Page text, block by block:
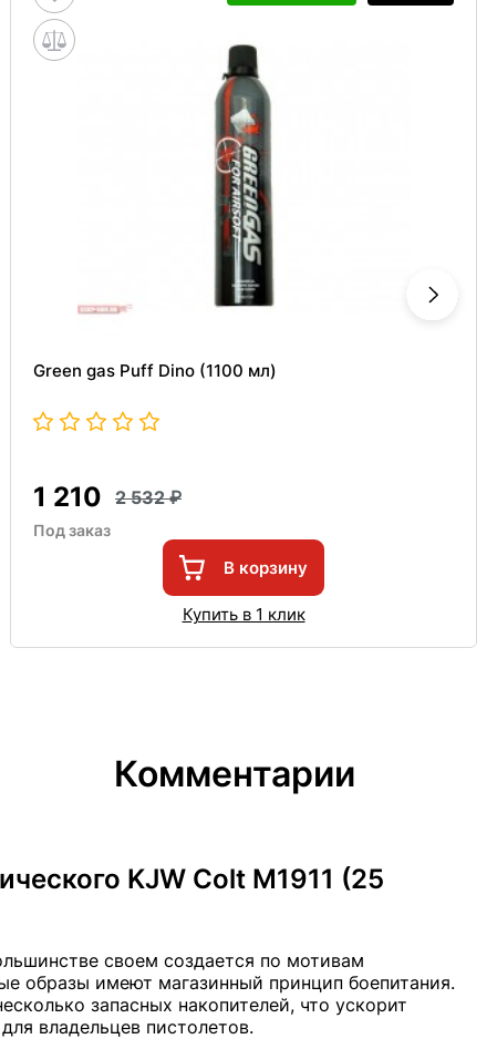
Green gas Puff Dino (1100 мл)
1 210 2 532
Под заказ
В корзину
Купить в 1 клик
Комментарии
KJW Colt M1911 (25
своем создается по мотивам
образы имеют магазинный принцип боепитания.
запасных накопителей, что ускорит
владельцев пистолетов.